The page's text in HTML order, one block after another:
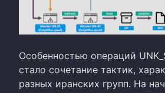
Особенностью операций
стало сочетание тактик,
разных иранских групп. На